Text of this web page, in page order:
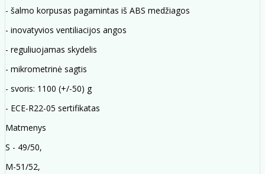
- šalmo korpusas pagamintas iš ABS medžiagos
- inovatyvios ventiliacijos angos
- reguliuojamas skydelis
- mikrometrinė sagtis
- svoris: 1100 (+/-50) g
- ECE-R22-05 sertifikatas
Matmenys
S - 49/50,
M-51/52,